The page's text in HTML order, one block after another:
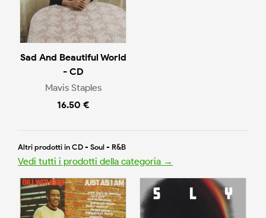
Sad And Beautiful World
- CD
Mavis Staples
16.50 €
Altri prodotti in CD - Soul - R&B
Vedi tutti i prodotti della categoria →